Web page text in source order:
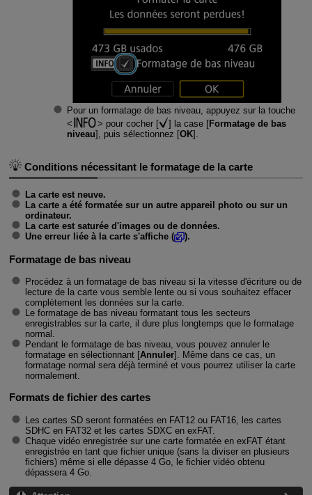
Pour un formatage de bas niveau, appuyez sur la touche
pour cocher [
] la case [Formatage de bas
niveau], puis sélectionnez [OK].
Conditions nécessitant le formatage de la carte
La carte est neuve.
La carte a été formatée sur un autre appareil photo ou sur un
ordinateur.
La carte est saturée d'images ou de données.
Une erreur liée à la carte s'affiche (
).
Formatage de bas niveau
Procédez à un formatage de bas niveau si la vitesse d'écriture ou de
lecture de la carte vous semble lente ou si vous souhaitez effacer
complètement les données sur la carte.
Le formatage de bas niveau formatant tous les secteurs
enregistrables sur la carte, il dure plus longtemps que le formatage
normal.
Pendant le formatage de bas niveau, vous pouvez annuler le
formatage en sélectionnant [Annuler]. Même dans ce cas, un
formatage normal sera déjà terminé et vous pourrez utiliser la carte
normalement.
Formats de fichier des cartes
Les cartes SD seront formatées en FAT12 ou FAT16, les cartes
SDHC en FAT32 et les cartes SDXC en exFAT.
Chaque vidéo enregistrée sur une carte formatée en exFAT étant
enregistrée en tant que fichier unique (sans la diviser en plusieurs
fichiers) même si elle dépasse 4 Go, le fichier vidéo obtenu
dépassera 4 Go.